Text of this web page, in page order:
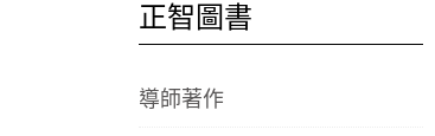
正智圖書
導師著作